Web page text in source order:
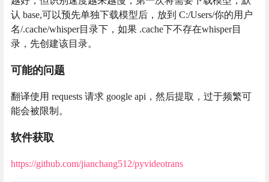
认 base,可以预先单独下载模型后，放到 C:/Users/你的用户
名/.cache/whisper目录下，如果 .cache下不存在whisper目
录，先创建该目录。
可能的问题
翻译使用 requests 请求 google api，然后提取，过于频繁可
能会被限制。
软件获取
https://github.com/jianchang512/pyvideotrans